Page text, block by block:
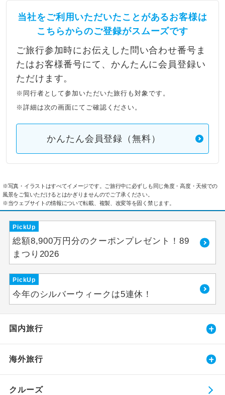
当社をご利用いただいたことがあるお客様は
こちらからのご登録がスムーズです
ご旅行参加時にお伝えした問い合わせ番号ま
たはお客様番号にて、かんたんに会員登録い
ただけます。
※同行者として参加いただいた旅行も対象です。
※詳細は次の画面にてご確認ください。
かんたん会員登録（無料）
※写真・イラストはすべてイメージです。ご旅行中に必ずしも同じ角度・高度・天候での
風景をご覧いただけるとはかぎりませんのでご了承ください。
※当ウェブサイトの情報について転載、複製、改変等を固く禁じます。
PickUp
総額8,900万円分のクーポンプレゼント！89
まつり2026
PickUp
今年のシルバーウィークは5連休！
国内旅行
海外旅行
クルーズ